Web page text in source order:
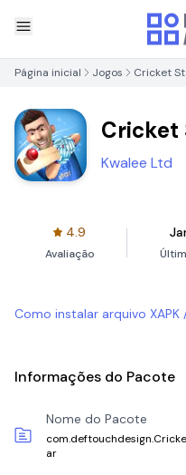
Página inicial Jogos Cricket
Cricket
Kwalee Ltd
4.9
Avaliação
Como instalar arquivo XAPK
Informações do Pacote
Nome do Pacote
ar